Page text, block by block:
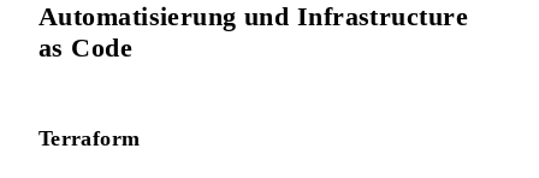
Automatisierung und Infrastructure
as Code
Terraform